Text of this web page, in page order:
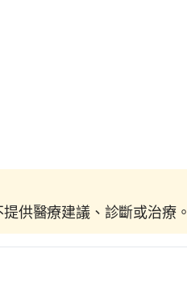
供醫療建議、診斷或治療。